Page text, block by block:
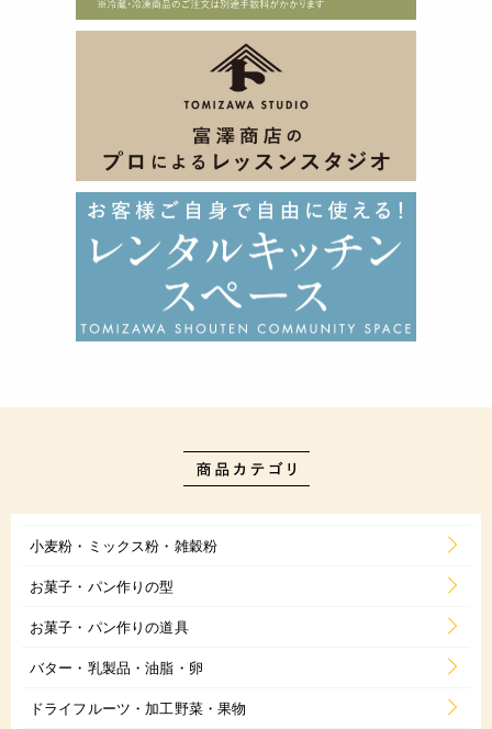
小麦粉・ミックス粉・雑穀粉
お菓子・パン作りの型
お菓子・パン作りの道具
バター・乳製品・油脂・卵
ドライフルーツ・加工野菜・果物